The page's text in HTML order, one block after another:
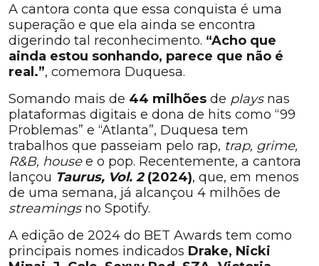
A cantora conta que essa conquista é uma
superação e que ela ainda se encontra
digerindo tal reconhecimento. “Acho que
ainda estou sonhando, parece que não é
real.”, comemora Duquesa.
Somando mais de 44 milhões de plays nas
plataformas digitais e dona de hits como “99
Problemas” e “Atlanta”, Duquesa tem
trabalhos que passeiam pelo rap, trap, grime,
R&B, housee o pop. Recentemente, a cantora
lançou Taurus, Vol. 2 (2024), que, em menos
de uma semana, já alcançou 4 milhões de
streamingsno Spotify.
A edição de 2024 do BET Awards tem como
principais nomes indicados Drake, Nicki